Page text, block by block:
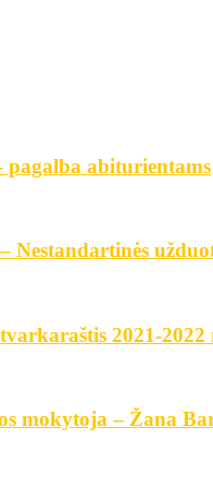
pagalba abiturientams
Nestandartinės
2021-2022
mokytoja – Žana